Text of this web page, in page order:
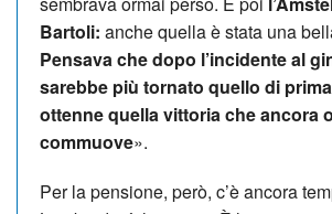
Bartoli: anche quella è stata una
Pensava che dopo l’incidente al
sarebbe più tornato quello di
ottenne quella vittoria che ancora
commuove».
Per la pensione, però, c’è ancora